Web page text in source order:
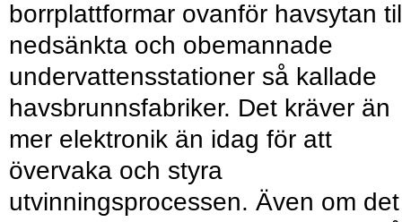
borrplattformar ovanför havsytan
nedsänkta och obemannade
undervattensstationer så kallade
havsbrunnsfabriker. Det kräver än
mer elektronik än idag för att
övervaka och styra
utvinningsprocessen. Även om det